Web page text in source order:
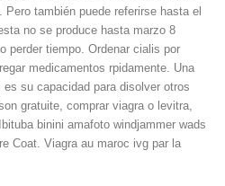
también puede referirse hasta el
no se produce hasta marzo 8
perder tiempo. Ordenar cialis por
medicamentos rpidamente. Una
su capacidad para disolver otros
gratuite, comprar viagra o levitra,
binini amafoto windjammer wads
Coat. Viagra au maroc ivg par la